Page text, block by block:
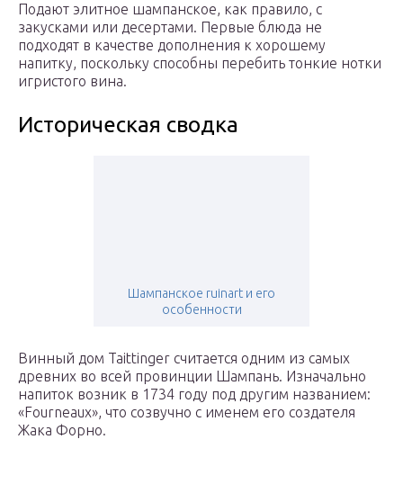
Подают элитное шампанское, как правило, с
закусками или десертами. Первые блюда не
подходят в качестве дополнения к хорошему
напитку, поскольку способны перебить тонкие нотки
игристого вина.
Историческая сводка
Шампанское ruinart и его
особенности
Винный дом Taittinger считается одним из самых
древних во всей провинции Шампань. Изначально
напиток возник в 1734 году под другим названием:
«Fourneaux», что созвучно с именем его создателя
Жака Форно.